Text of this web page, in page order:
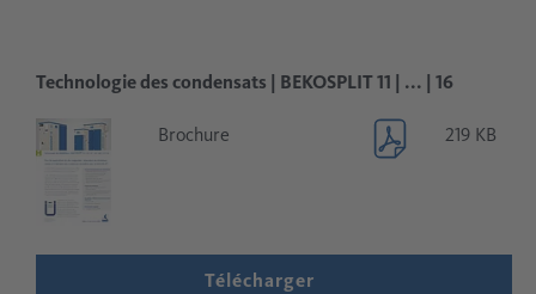
Technologie des condensats | BEKOSPLIT 11 | ... | 16
Brochure 219 KB
Télécharger